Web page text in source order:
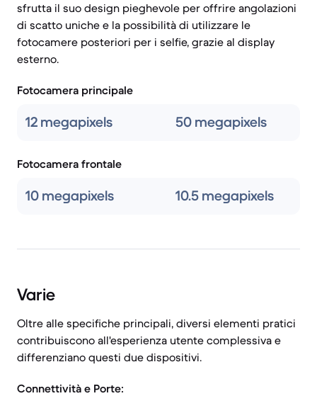
sfrutta il suo design pieghevole per offrire angolazioni
di scatto uniche e la possibilità di utilizzare le
fotocamere posteriori per i selfie, grazie al display
esterno.
Fotocamera principale
12 megapixels 50 megapixels
Fotocamera frontale
10 megapixels 10.5 megapixels
Varie
Oltre alle specifiche principali, diversi elementi pratici
contribuiscono all'esperienza utente complessiva e
differenziano questi due dispositivi.
Connettività e Porte: